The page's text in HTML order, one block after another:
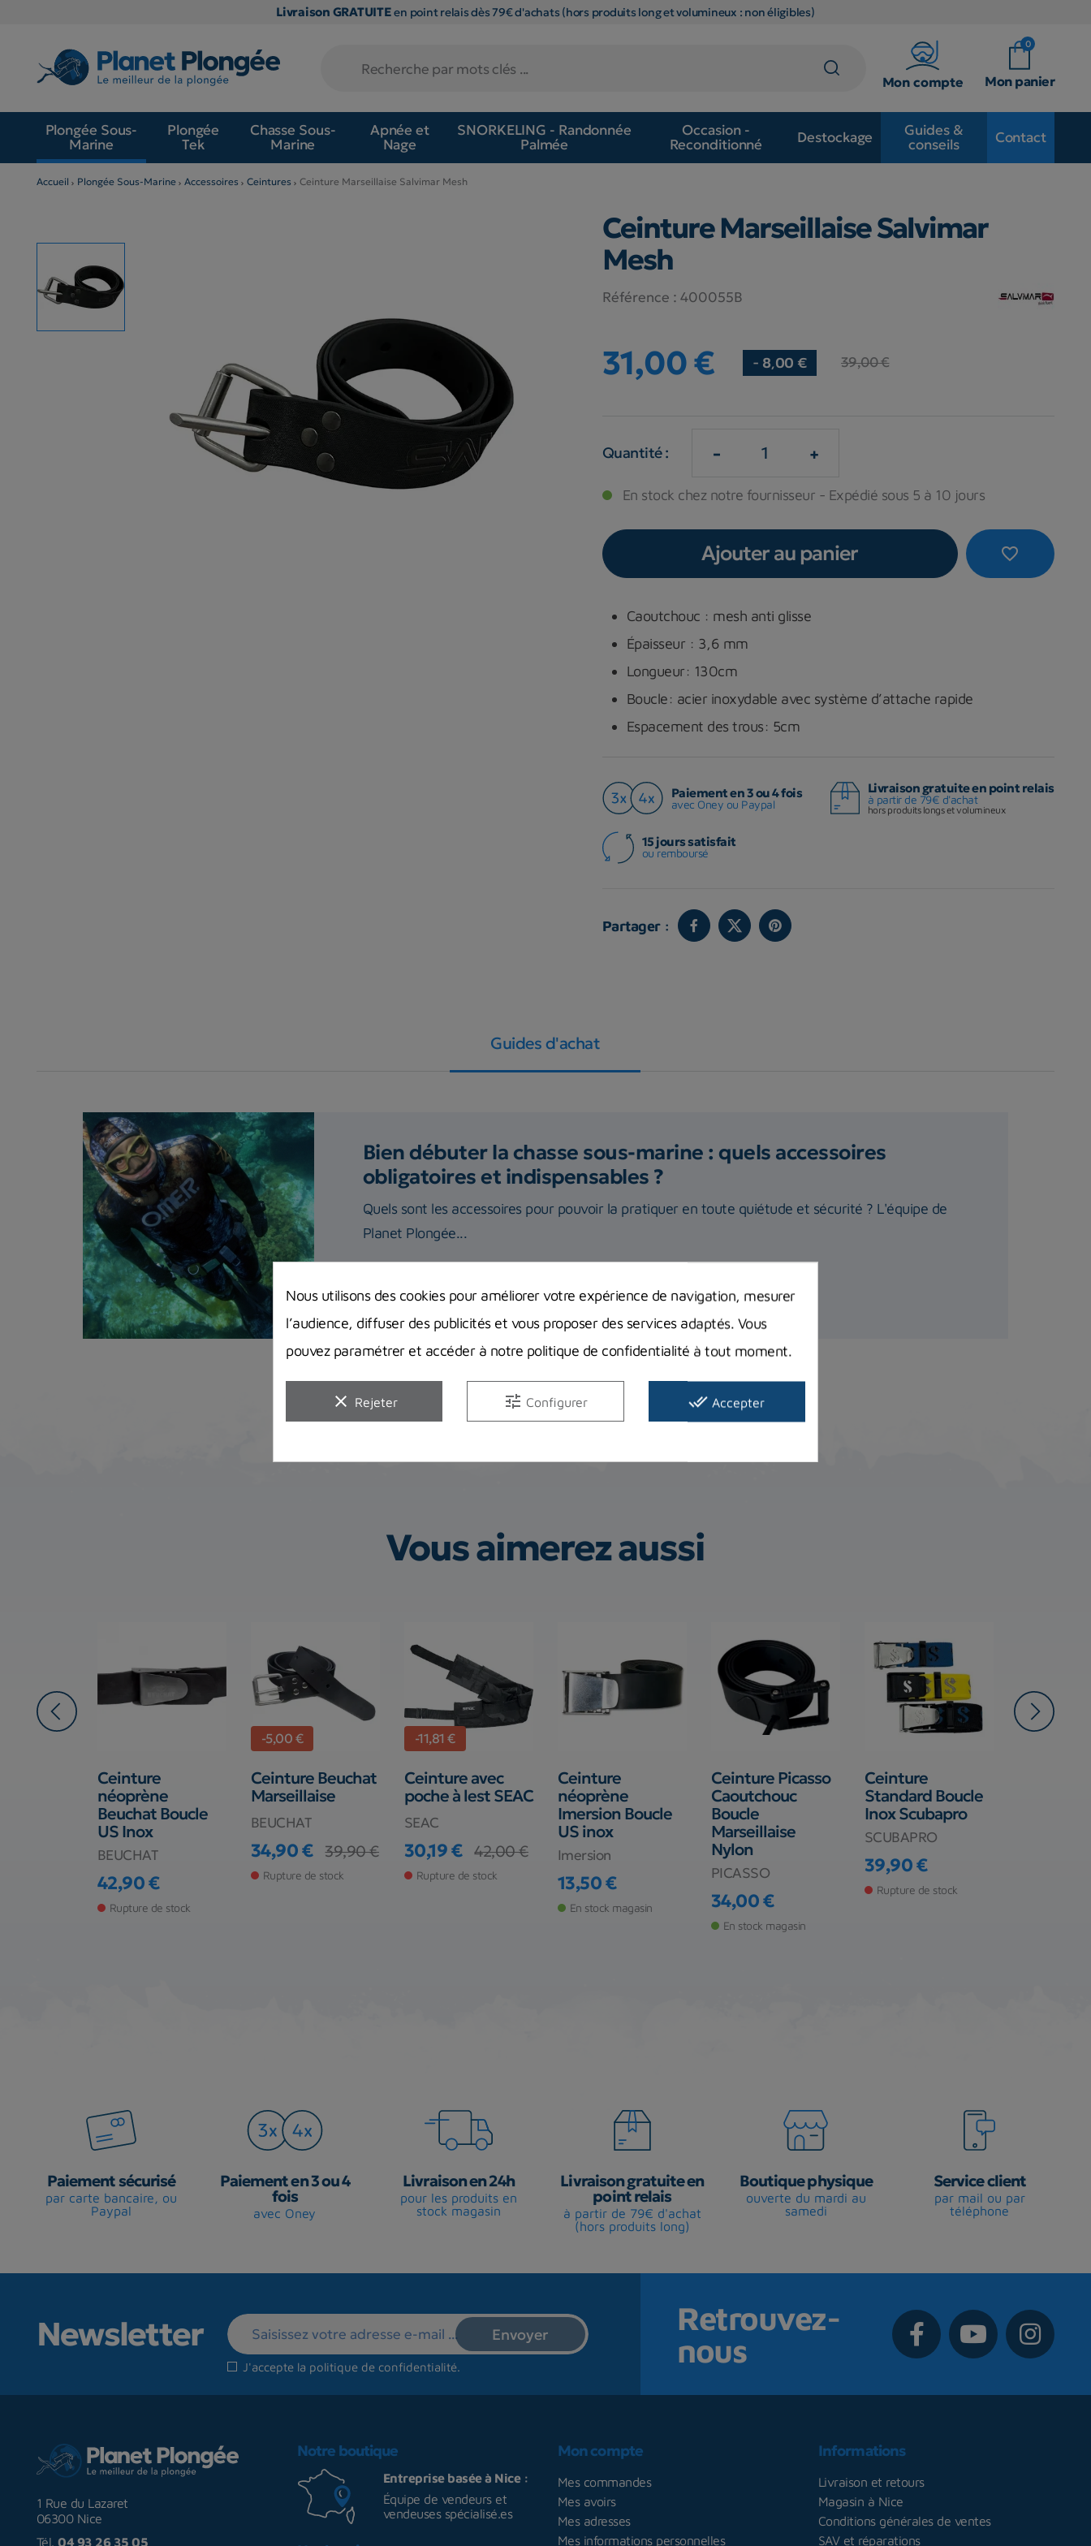
Livraison GRATUITEen point relais dès 79€ d'achats (hors produits long et volumineux : non éligibles)
Mon compte
0
Mon panier
Plongée Sous-
Marine
Plongée
Tek
Chasse Sous-
Marine
Apnée et
Nage
SNORKELING - Randonnée
Palmée
Occasion -
Reconditionné
Destockage
Guides &
conseils
Contact
Accueil Plongée Sous-Marine Accessoires Ceintures Ceinture Marseillaise Salvimar Mesh
Ceinture Marseillaise Salvimar
Mesh
Référence : 400055B
31,00 € - 8,00 € 39,00 €
Quantité : - +
En stock chez notre fournisseur - Expédié sous 5 à 10 jours
favorite_border
Ajouter au panier
Caoutchouc : mesh anti glisse
Épaisseur : 3,6 mm
Longueur: 130cm
Boucle: acier inoxydable avec système d’attache rapide
Espacement des trous: 5cm
Paiement en 3 ou 4 fois
avec Oney ou Paypal
Livraison gratuite en point relais
à partir de 79€ d'achat
hors produits longs et volumineux
15 jours satisfait
ou remboursé
Partager :
Guides d'achat
Bien débuter la chasse sous-marine : quels accessoires
obligatoires et indispensables ?
Quels sont les accessoires pour pouvoir la pratiquer en toute quiétude et sécurité ? L'équipe de
Planet Plongée...
Lire la suite
Vous aimerez aussi
Ceinture
néoprène
Beuchat Boucle
US Inox
BEUCHAT
Prix
42,90 €
Rupture de stock
-5,00 €
Ceinture Beuchat
Marseillaise
BEUCHAT
Prix
34,90 €
Prix de base
39,90 €
Rupture de stock
-11,81 €
Ceinture avec
poche à lest SEAC
SEAC
Prix
30,19 €
Prix de base
42,00 €
Rupture de stock
Ceinture
néoprène
Imersion Boucle
US inox
Imersion
Prix
13,50 €
En stock magasin
Ceinture Picasso
Caoutchouc
Boucle
Marseillaise
Nylon
PICASSO
Prix
34,00 €
En stock magasin
Ceinture
Standard Boucle
Inox Scubapro
SCUBAPRO
Prix
39,90 €
Rupture de stock
Paiement sécurisé
par carte bancaire, ou
Paypal
Paiement en 3 ou 4
fois
avec Oney
Livraison en 24h
pour les produits en
stock magasin
Livraison gratuite en
point relais
à partir de 79€ d'achat
(hors produits long)
Boutique physique
ouverte du mardi au
samedi
Service client
par mail ou par
téléphone
Newsletter
J'accepte la politique de confidentialité.
Retrouvez-
nous
1 Rue du Lazaret
06300 Nice
Tél. 04 93 26 35 05
Notre boutique
Entreprise basée à Nice :
Équipe de vendeurs et
vendeuses spécialisé.es
Mon compte
Mes commandes
Mes avoirs
Mes adresses
Mes informations personnelles
Informations
Livraison et retours
Magasin à Nice
Conditions générales de ventes
SAV et réparations
Nous utilisons des cookies pour améliorer votre expérience de navigation, mesurer
l’audience, diffuser des publicités et vous proposer des services adaptés. Vous
pouvez paramétrer et accéder à notre politique de confidentialité à tout moment.
clear Rejeter tune Configurer done_all Accepter